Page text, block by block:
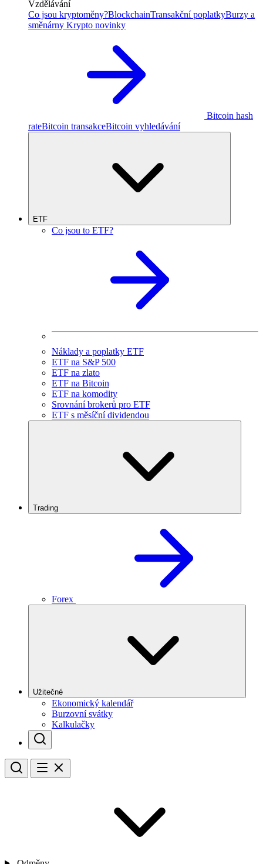
Vzdělávání
Co jsou kryptoměny?BlockchainTransakční poplatkyBurzy a
směnárny Krypto novinky
Bitcoin hash
rateBitcoin transakceBitcoin vyhledávání
ETF
Co jsou to ETF?
Náklady a poplatky ETF
ETF na S&P 500
ETF na zlato
ETF na Bitcoin
ETF na komodity
Srovnání brokerů pro ETF
ETF s měsíční dividendou
Trading
Forex
Užitečné
Ekonomický kalendář
Burzovní svátky
Kalkulačky